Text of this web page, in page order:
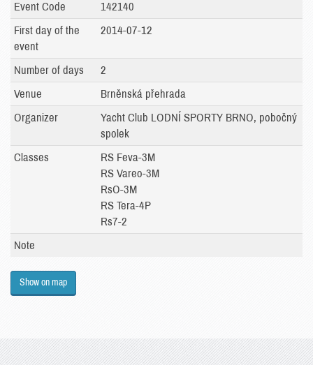
Event Code
142140
First day of the
event
2014-07-12
Number of days
2
Venue
Brněnská přehrada
Organizer
Yacht Club LODNÍ SPORTY BRNO, pobočný
spolek
Classes
RS Feva-3M
RS Vareo-3M
RsO-3M
RS Tera-4P
Rs7-2
Note
Show on map